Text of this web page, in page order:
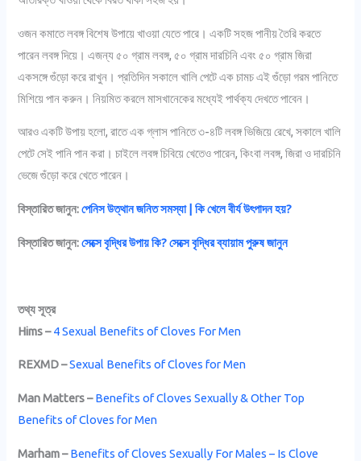
ওজন কমাতে লবঙ্গ বিশেষ উপায়ে খাওয়া যেতে পারে। একটি সহজ পানীয় তৈরি করতে
পারেন লবঙ্গ দিয়ে। এজন্য ৫০ গ্রাম লবঙ্গ, ৫০ গ্রাম দারচিনি এবং ৫০ গ্রাম জিরা
একসঙ্গে গুঁড়ো করে রাখুন। প্রতিদিন সকালে খালি পেটে এক চামচ এই গুঁড়ো গরম পানিতে
মিশিয়ে পান করুন। নিয়মিত করলে মাসখানেকের মধ্যেই পার্থক্য দেখতে পাবেন।
আরও একটি উপায় হলো, রাতে এক গ্লাস পানিতে ৩-৪টি লবঙ্গ ভিজিয়ে রেখে, সকালে খালি
পেটে সেই পানি পান করা। চাইলে লবঙ্গ চিবিয়ে খেতেও পারেন, কিংবা লবঙ্গ, জিরা ও দারচিনি
ভেজে গুঁড়ো করে খেতে পারেন।
বিস্তারিত জানুন:পেনিস উত্থান জনিত সমস্যা | কি খেলে বীর্য উৎপাদন হয়?
বিস্তারিত জানুন:সেক্সে বৃদ্ধির উপায় কি? সেক্সে বৃদ্ধির ব্যায়াম পুরুষ জানুন
তথ্য সূত্র
Hims – 4 Sexual Benefits of Cloves For Men
REXMD –Sexual Benefits of Cloves for Men
Man Matters – Benefits of Cloves Sexually & Other Top
Benefits of Cloves for Men
Marham – Benefits of Cloves Sexually For Males – Is Clove